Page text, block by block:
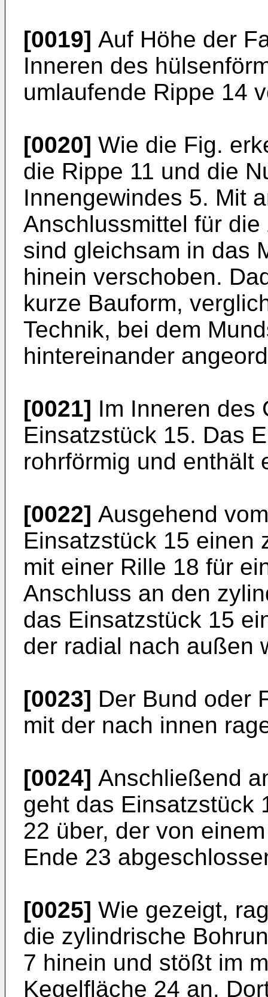
[0019] Auf Höhe der
Inneren des
umlaufende Rippe 14
[0020] Wie die Fig.
die Rippe 11 und die
Innengewindes 5. Mit
Anschlussmittel für
sind gleichsam in das
hinein verschoben.
kurze Bauform,
Technik, bei dem
hintereinander
[0021] Im Inneren des
Einsatzstück 15. Das
rohrförmig und enthält
[0022] Ausgehend
Einsatzstück 15 einen
mit einer Rille 18 für
Anschluss an den
das Einsatzstück 15
der radial nach außen
[0023] Der Bund oder
mit der nach innen
[0024] Anschließend
geht das Einsatzstück
22 über, der von
Ende 23
[0025] Wie gezeigt,
die zylindrische
7 hinein und stößt im
Kegelfläche 24 an.